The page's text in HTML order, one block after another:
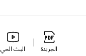
الجريدة البث الحي